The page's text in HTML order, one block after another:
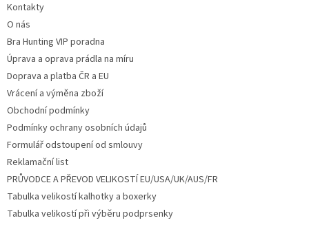
Kontakty
O nás
Bra Hunting VIP poradna
Úprava a oprava prádla na míru
Doprava a platba ČR a EU
Vrácení a výměna zboží
Obchodní podmínky
Podmínky ochrany osobních údajů
Formulář odstoupení od smlouvy
Reklamační list
PRŮVODCE A PŘEVOD VELIKOSTÍ EU/USA/UK/AUS/FR
Tabulka velikostí kalhotky a boxerky
Tabulka velikostí při výběru podprsenky